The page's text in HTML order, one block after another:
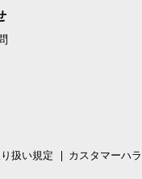
扱い規定 カスタマーハ